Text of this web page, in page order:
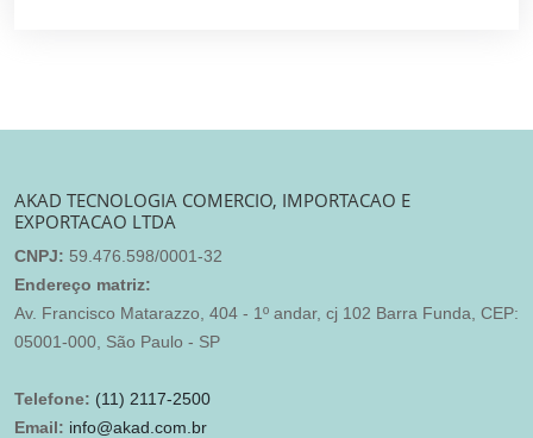
AKAD TECNOLOGIA COMERCIO, IMPORTACAO E
EXPORTACAO LTDA
CNPJ: 59.476.598/0001-32
Endereço matriz:
Av. Francisco Matarazzo, 404 - 1º andar, cj 102 Barra Funda, CEP:
05001-000, São Paulo - SP
Telefone: (11) 2117-2500
Email: info@akad.com.br